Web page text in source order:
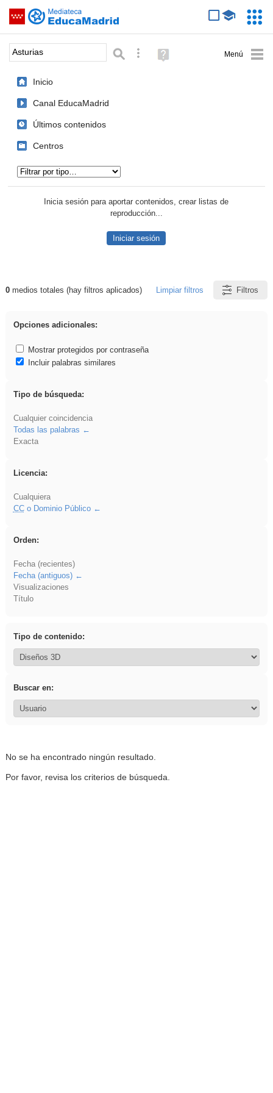
Saltar navegación
Palabra o frase: Búsqueda avanzada
Ayuda
(en
Inicio
Canal EducaMadrid
Últimos contenidos
Centros
Inicia sesión para aportar contenidos, crear listas de
reproducción...
Iniciar sesión
Resultados de: Asturias
0medios totales (hay filtros aplicados) Limpiar filtros Filtros
Opciones adicionales:
Mostrar protegidos por contraseña
Incluir palabras similares
Tipo de búsqueda:
Cualquier coincidencia
Todas las palabras
Exacta
Licencia:
Cualquiera
CCo Dominio Público
Orden:
Fecha (recientes)
Fecha (antiguos)
Visualizaciones
Título
Tipo de contenido:
Buscar en:
No se ha encontrado ningún resultado.
Por favor, revisa los criterios de búsqueda.